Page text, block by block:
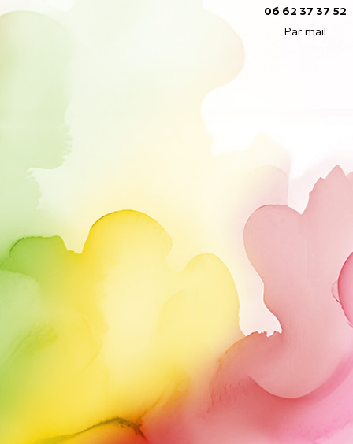
06 62 37 37 52
Par mail